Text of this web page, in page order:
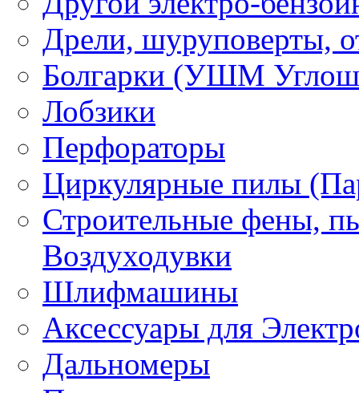
Дрели, шуруповерты,
Болгарки (УШМ
Лобзики
Перфораторы
Циркулярные пилы
Строительные фены,
Воздуходувки
Шлифмашины
Аксессуары для
Дальномеры